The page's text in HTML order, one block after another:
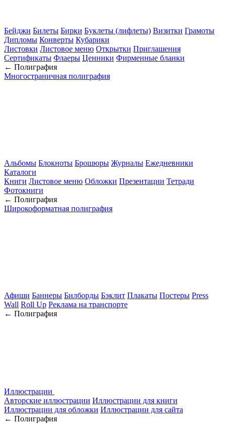
Бейджи Билеты Бирки Буклеты (лифлеты) Визитки Грамоты
Дипломы Конверты Кубарики
Листовки Листовое меню Открытки Приглашения
Сертификаты Флаеры Ценники Фирменные бланки
← Полиграфия
Многостраничная полиграфия
Альбомы Блокноты Брошюры Журналы Ежедневники
Каталоги
Книги Листовое меню Обложки Презентации Тетради
Фотокниги
← Полиграфия
Широкоформатная полиграфия
Афиши Баннеры Билборды Бэклит Плакаты Постеры Press
Wall Roll Up Реклама на транспорте
← Полиграфия
Иллюстрации
Авторские иллюстрации Иллюстрации для книги
Иллюстрации для обложки Иллюстрации для сайта
← Полиграфия